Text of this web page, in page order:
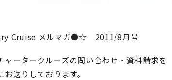
Cruise メルマガ●☆ 2011/8月号
ータークルーズの問い合わせ・資料請求を
送りしております。